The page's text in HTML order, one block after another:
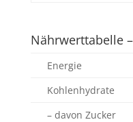
Nährwerttabelle
Energie
Kohlenhydrate
– davon Zucker